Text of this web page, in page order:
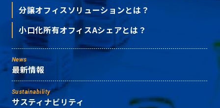
分譲オフィスソリューションとは？
小口化所有オフィスAシェアとは？
News
最新情報
Sustainability
サスティナビリティ